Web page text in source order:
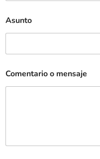
Asunto
Comentario o mensaje